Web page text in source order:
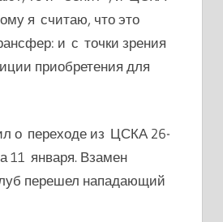
я считаю, что это
и с точки зрения
приобретения для
о переходе из ЦСКА 26-
11 января. Взамен
перешел нападающий